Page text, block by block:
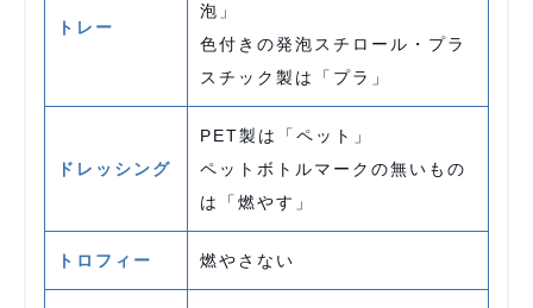
トレー
泡」
色付きの発泡スチロール・プラ
スチック製は「プラ」
ドレッシング
PET製は「ペット」
ペットボトルマークの無いもの
は「燃やす」
トロフィー 燃やさない